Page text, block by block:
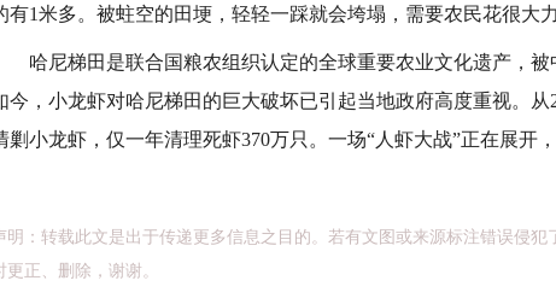
有1米多。被蛀空的田埂，轻轻一踩就会垮塌，需要农民花很大力
哈尼梯田是联合国粮农组织认定的全球重要农业文化遗产，被
今，小龙虾对哈尼梯田的巨大破坏已引起当地政府高度重视。
剿小龙虾，仅一年清理死虾370万只。一场“人虾大战”正在展开
明：转载此文是出于传递更多信息之目的。若有文图或来源标注错误侵
更正、删除，谢谢。